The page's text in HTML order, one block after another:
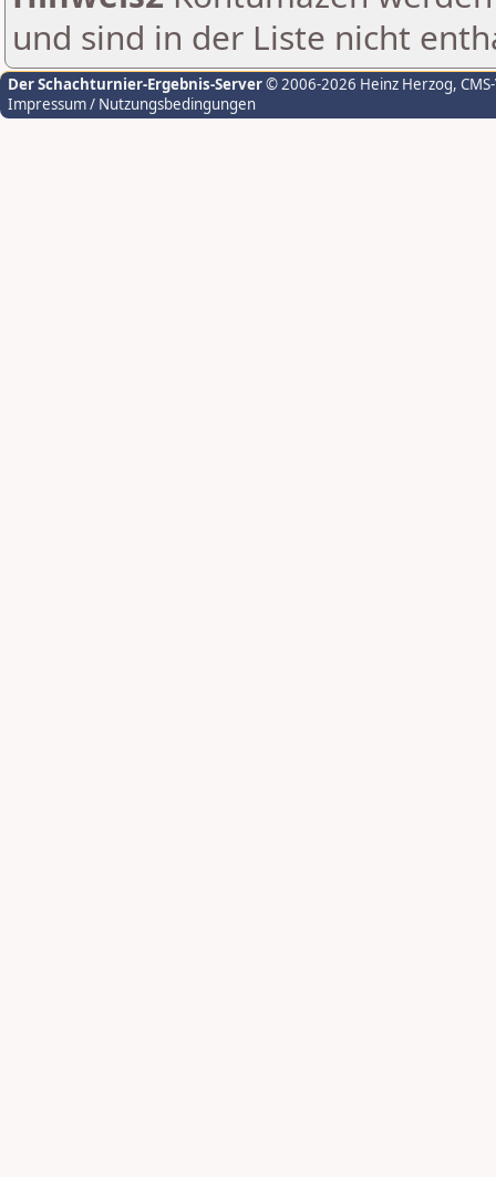
und sind in der Liste nicht
Der Schachturnier-Ergebnis-Server© 2006-2026 Heinz Herzog,
Impressum / Nutzungsbedingungen